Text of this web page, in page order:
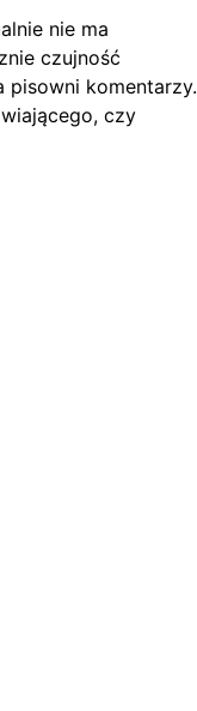
nie ma
czujność
pisowni komentarzy.
czy